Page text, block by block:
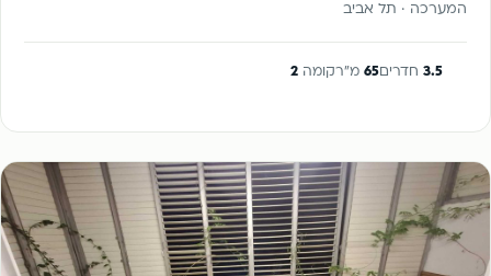
המערכה · תל אביב
3.5 חדרים65 מ"רקומה2